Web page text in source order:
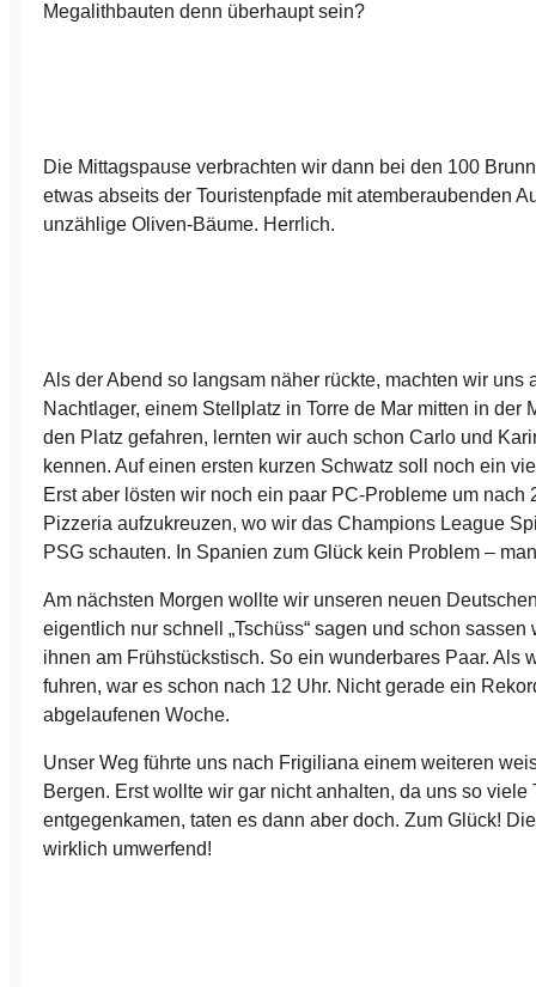
Megalithbauten denn überhaupt sein?
Die Mittagspause verbrachten wir dann bei den 100
etwas abseits der Touristenpfade mit atemberaubenden
unzählige Oliven-Bäume. Herrlich.
Als der Abend so langsam näher rückte, machten wir uns
Nachtlager, einem Stellplatz in Torre de Mar mitten in der
den Platz gefahren, lernten wir auch schon Carlo und
kennen. Auf einen ersten kurzen Schwatz soll noch ein
Erst aber lösten wir noch ein paar PC-Probleme um nach
Pizzeria aufzukreuzen, wo wir das Champions League
PSG schauten. In Spanien zum Glück kein Problem –
Am nächsten Morgen wollte wir unseren neuen
eigentlich nur schnell „Tschüss“ sagen und schon
ihnen am Frühstückstisch. So ein wunderbares Paar. Als
fuhren, war es schon nach 12 Uhr. Nicht gerade ein
abgelaufenen Woche.
Unser Weg führte uns nach Frigiliana einem weiteren
Bergen. Erst wollte wir gar nicht anhalten, da uns so viele
entgegenkamen, taten es dann aber doch. Zum Glück!
wirklich umwerfend!